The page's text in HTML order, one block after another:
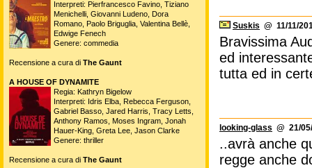
Suskis @ 11/11/
Bravissima
ed
tutta ed in
looking-glass @ 21/
..avrà anche
regge anche
Interpreti: Pierfrancesco Favino, Tiziano
Menichelli, Giovanni Ludeno, Dora
Romano, Paolo Briguglia, Valentina Bellè,
Edwige Fenech
Genere: commedia
Recensione a cura di The Gaunt
A HOUSE OF DYNAMITE
Regia: Kathryn Bigelow
Interpreti: Idris Elba, Rebecca Ferguson,
Gabriel Basso, Jared Harris, Tracy Letts,
Anthony Ramos, Moses Ingram, Jonah
Hauer-King, Greta Lee, Jason Clarke
Genere: thriller
Recensione a cura di The Gaunt